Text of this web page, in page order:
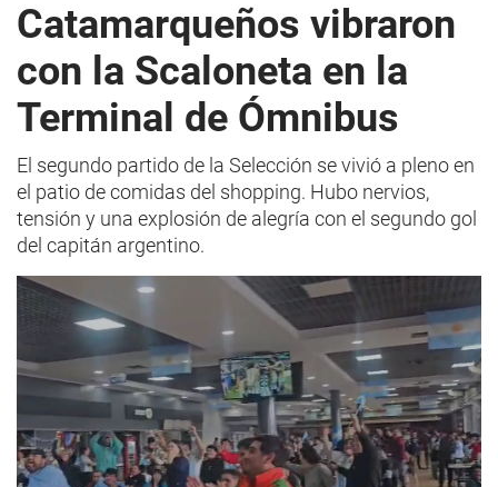
Catamarqueños vibraron
con la Scaloneta en la
Terminal de Ómnibus
El segundo partido de la Selección se vivió a pleno en
el patio de comidas del shopping. Hubo nervios,
tensión y una explosión de alegría con el segundo gol
del capitán argentino.